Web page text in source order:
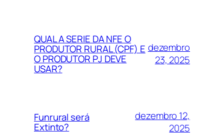
QUAL A SERIE DA NFE O
PRODUTOR RURAL (CPF) E
O PRODUTOR PJ DEVE
USAR?
dezembro
23, 2025
Funrural será
Extinto?
dezembro 12,
2025